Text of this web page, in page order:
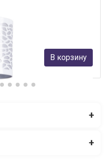
Bronn A1762SP-1CC
В корзину
+
+